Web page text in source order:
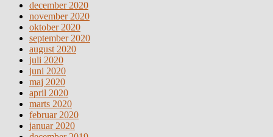
december 2020
november 2020
oktober 2020
september 2020
august 2020
juli 2020
juni 2020
maj 2020
april 2020
marts 2020
februar 2020
januar 2020